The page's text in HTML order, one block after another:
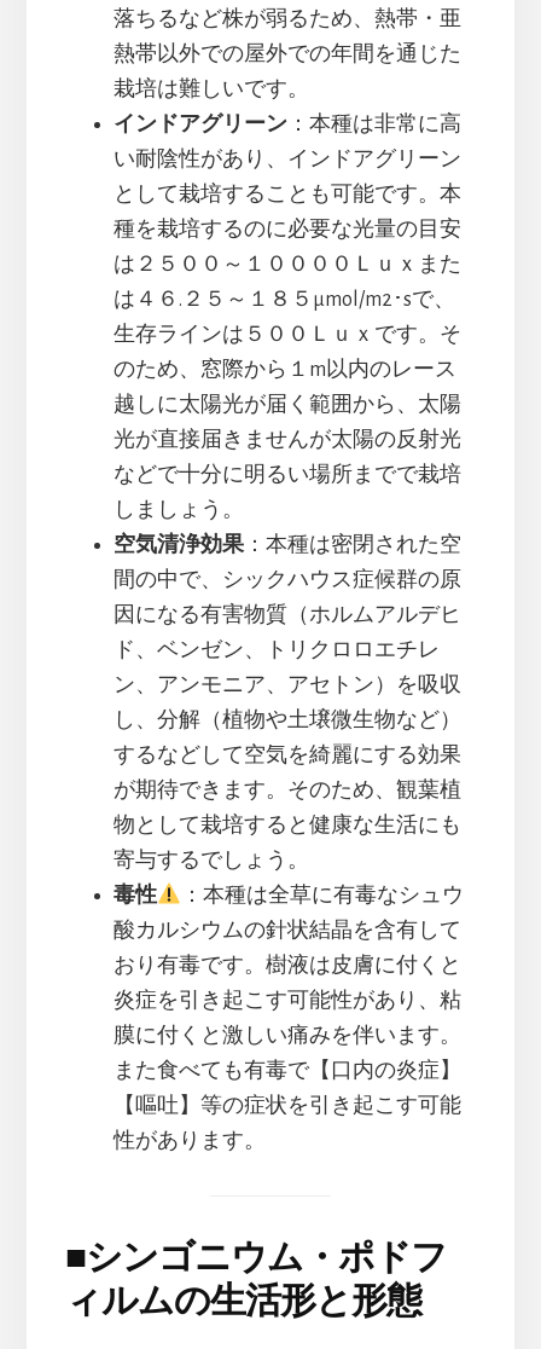
落ちるなど株が弱るため、熱帯・亜
熱帯以外での屋外での年間を通じた
栽培は難しいです。
インドアグリーン：本種は非常に高
い耐陰性があり、インドアグリーン
として栽培することも可能です。本
種を栽培するのに必要な光量の目安
は２５００～１００００Ｌｕｘまた
は４６.２５～１８５μmol/m2･sで、
生存ラインは５００Ｌｕｘです。そ
のため、窓際から１m以内のレース
越しに太陽光が届く範囲から、太陽
光が直接届きませんが太陽の反射光
などで十分に明るい場所までで栽培
しましょう。
空気清浄効果：本種は密閉された空
間の中で、シックハウス症候群の原
因になる有害物質（ホルムアルデヒ
ド、ベンゼン、トリクロロエチレ
ン、アンモニア、アセトン）を吸収
し、分解（植物や土壌微生物など）
するなどして空気を綺麗にする効果
が期待できます。そのため、観葉植
物として栽培すると健康な生活にも
寄与するでしょう。
毒性
：本種は全草に有毒なシュウ
酸カルシウムの針状結晶を含有して
おり有毒です。樹液は皮膚に付くと
炎症を引き起こす可能性があり、粘
膜に付くと激しい痛みを伴います。
また食べても有毒で【口内の炎症】
【嘔吐】等の症状を引き起こす可能
性があります。
■シンゴニウム・ポドフ
ィルムの生活形と形態